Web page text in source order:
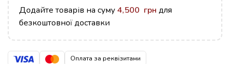
Додайте товарів на суму 4,500 грн для
безкоштовної доставки
Оплата за реквізитами